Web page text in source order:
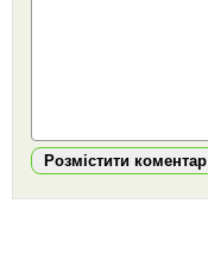
Розмістити коментар